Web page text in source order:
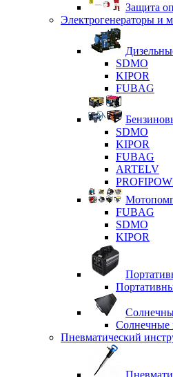
Защита
Электрогенераторы и
SDMO
KIPOR
FUBAG
SDMO
KIPOR
FUBAG
ARTELV
FUBAG
SDMO
KIPOR
Солнечные
Пневматический